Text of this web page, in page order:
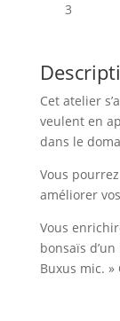
3
Cet atelier
veulent en
dans le
Vous
améliorer
Vous
bonsaïs
Buxus mic.